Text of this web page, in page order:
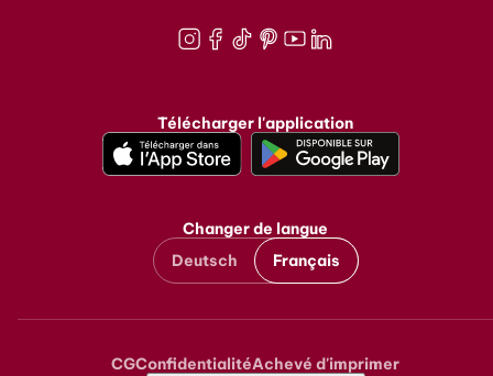
Télécharger l'application
Changer de langue
Deutsch
Français
Metanavigation
CGConfidentialitéAchevé d'imprimer